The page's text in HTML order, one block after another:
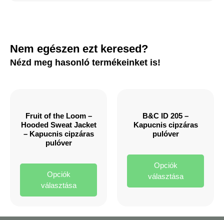
Nem egészen ezt keresed?
Nézd meg hasonló termékeinket is!
Fruit of the Loom –
Hooded Sweat Jacket
– Kapucnis cipzáras
pulóver
Opciók
választása
B&C ID 205 –
Kapucnis cipzáras
pulóver
Opciók
választása